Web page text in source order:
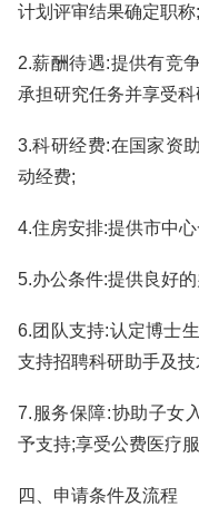
计划评审结果确定职称;
2.薪酬待遇:提供有竞
承担研究任务并享受科
3.科研经费:在国家资
动经费;
4.住房安排:提供市中
5.办公条件:提供良好
6.团队支持:认定博士
支持招聘科研助手及技
7.服务保障:协助子女
予支持;享受公费医疗服
四、申请条件及流程